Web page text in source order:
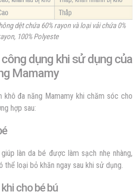
dệt chứa 60% rayon và loại vải chứa 0%
100% Polyeste
dụng khi sử dụng của
Mamamy
đa năng Mamamy khi chăm sóc cho
hợp sau:
làn da bé được làm sạch nhẹ nhàng,
thể loại bỏ khăn ngay sau khi sử dụng.
cho bé bú